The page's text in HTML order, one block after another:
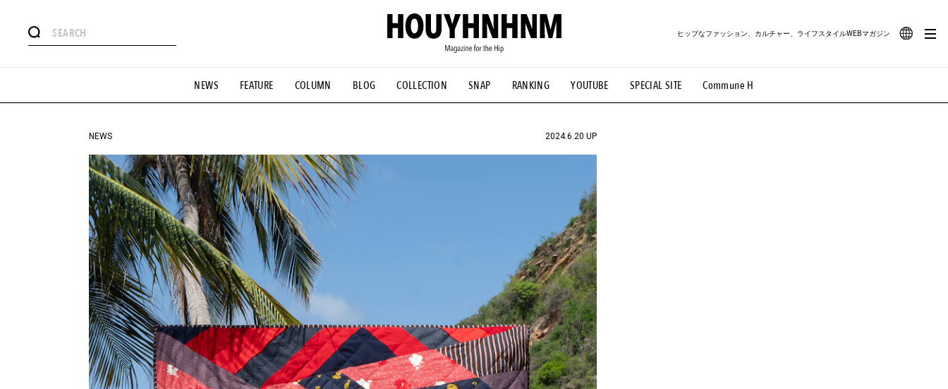
NEWS FEATURE COLUMN BLOG COLLECTION SNAP RANKING YOUTUBE SPECIAL SITE Commune H
ヒップなファッション、カルチャー、ライフスタイルWEBマガジン
#憧れの逸品 #ESSENTIAL DESIGNS #古着サミット #NEW VINTAGE #マイナーグッド図鑑 #路地裏てぃーん。 #MONTHLY JOURNAL
#GH 銘品の所以 #フイナムのYouTube #Commune H #FOCUS IT #AH.H #ととけん #FASHION #MUSIC #MOVIE #LIFESTYLE #SNEAKER #OUTDOOR
#HANDSOME HANDBOOK
NEWS 2024.6.20 UP